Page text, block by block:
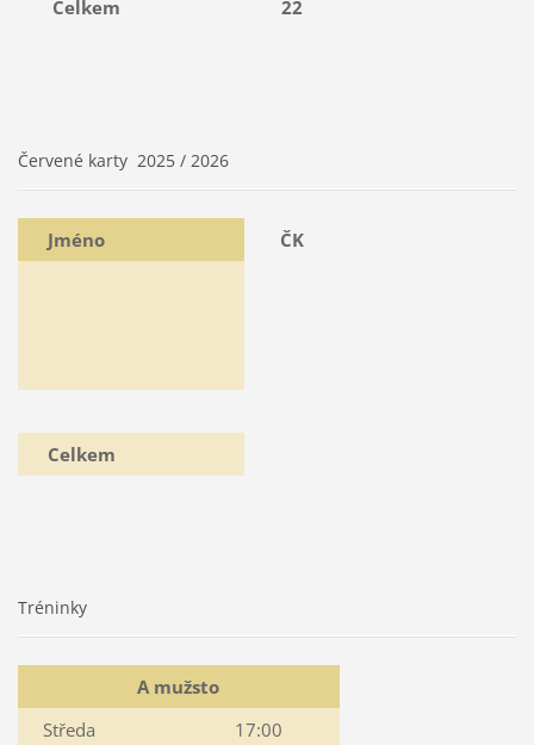
Celkem 22
Červené karty 2025 / 2026
Jméno ČK
Celkem
Tréninky
A mužsto
Středa
17:00